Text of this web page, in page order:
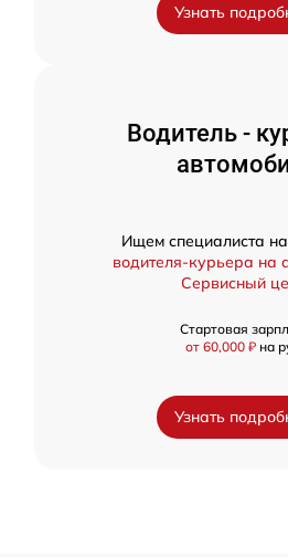
Узнать
Водитель -
Ищем специалиста
водителя-курьера на
Сервисный
Стартовая
от 60,000 ₽ на
Узнать